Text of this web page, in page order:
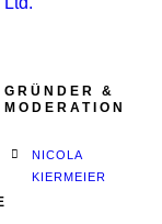
GRÜNDER &
MODERATION
NICOLA
KIERMEIER